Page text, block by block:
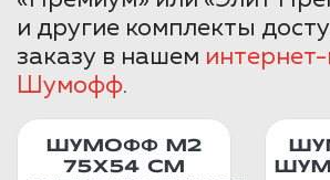
и другие комплекты
заказу в нашем
Шумофф.
ШУМОФФ М2
75X54 СМ